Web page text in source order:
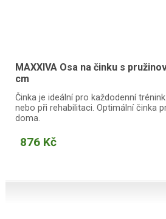
MAXXIVA Osa na činku s
cm
Činka je ideální pro každodenní
nebo při rehabilitaci. Optimální činka
doma.
876 Kč